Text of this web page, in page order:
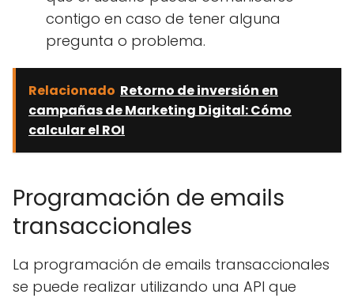
contigo en caso de tener alguna
pregunta o problema.
Relacionado Retorno de inversión en
campañas de Marketing Digital: Cómo
calcular el ROI
Programación de emails
transaccionales
La programación de emails transaccionales
se puede realizar utilizando una API que